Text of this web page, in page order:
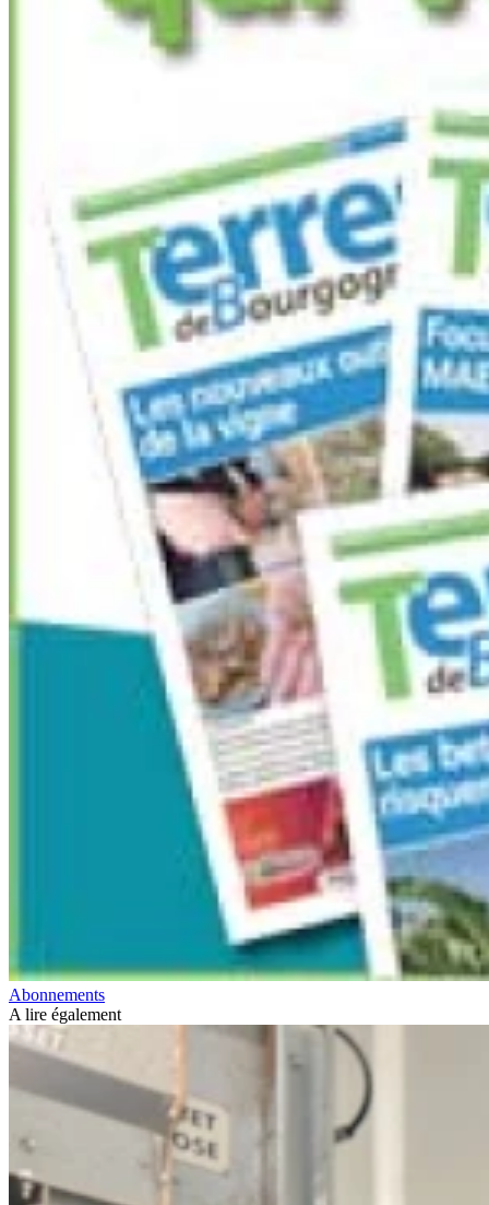
Abonnements
A lire également